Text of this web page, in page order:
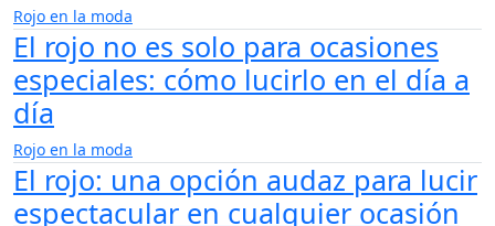
Rojo en la moda
El rojo no es solo para ocasiones
especiales: cómo lucirlo en el día a
día
Rojo en la moda
El rojo: una opción audaz para lucir
espectacular en cualquier ocasión